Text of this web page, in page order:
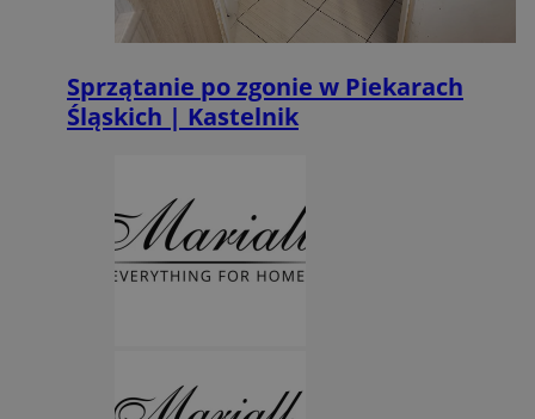
Sprzątanie po zgonie w Piekarach
Śląskich | Kastelnik